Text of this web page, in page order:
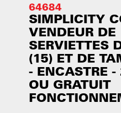
64684
SIMPLICITY
VENDEUR DE
SERVIETTES
(15) ET DE
- ENCASTRE
OU GRATUIT